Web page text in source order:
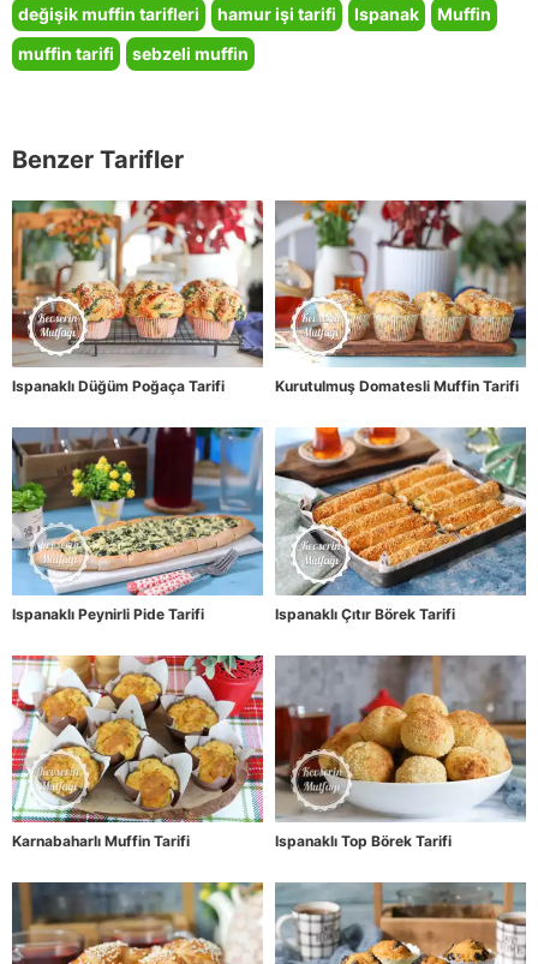
değişik muffin tarifleri hamur işi tarifi Ispanak
Muffin
muffin tarifi
sebzeli muffin
Benzer Tarifler
Ispanaklı Düğüm Poğaça Tarifi Kurutulmuş Domatesli Muffin Tarifi
Ispanaklı Peynirli Pide Tarifi Ispanaklı Çıtır Börek Tarifi
Karnabaharlı Muffin Tarifi Ispanaklı Top Börek Tarifi